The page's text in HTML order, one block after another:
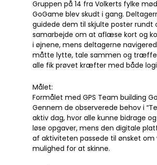
Gruppen på 14 fra Volkerts fylke
GoGame blev skudt i gang.
guidede dem til skjulte poster rundt
samarbejde om at aflæse kort og
i øjnene, mens deltagerne
måtte lytte, tale sammen og træffe
alle fik prøvet kræfter med både
Målet:
Formålet med GPS Team building
Gennem de observerede behov i
aktiv dag, hvor alle kunne bidrage
løse opgaver, mens den digitale
af aktiviteten passede til ønsket
mulighed for at skinne.